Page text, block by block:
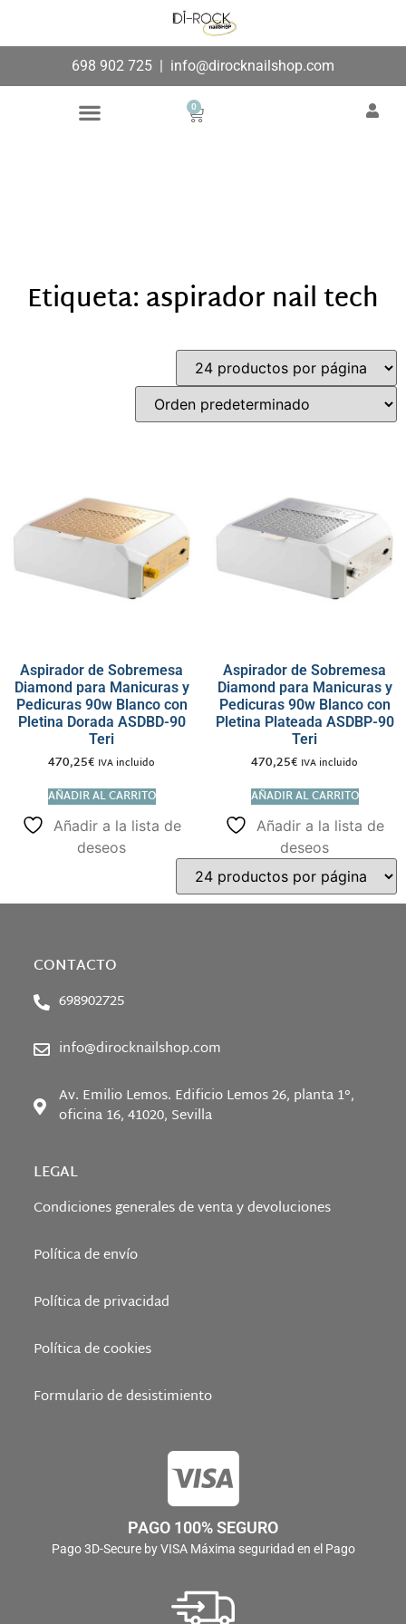
698 902 725 | info@dirocknailshop.com
0
Etiqueta: aspirador nail tech
Aspirador de Sobremesa
Diamond para Manicuras y
Pedicuras 90w Blanco con
Pletina Dorada ASDBD-90
Teri
470,25€ IVA incluido
AÑADIR AL CARRITO
Añadir a la lista de
deseos
Aspirador de Sobremesa
Diamond para Manicuras y
Pedicuras 90w Blanco con
Pletina Plateada ASDBP-90
Teri
470,25€ IVA incluido
AÑADIR AL CARRITO
Añadir a la lista de
deseos
CONTACTO
698902725
info@dirocknailshop.com
Av. Emilio Lemos. Edificio Lemos 26, planta 1°,
oficina 16, 41020, Sevilla
LEGAL
Condiciones generales de venta y devoluciones
Política de envío
Política de privacidad
Política de cookies
Formulario de desistimiento
PAGO 100% SEGURO
Pago 3D-Secure by VISA Máxima seguridad en el Pago